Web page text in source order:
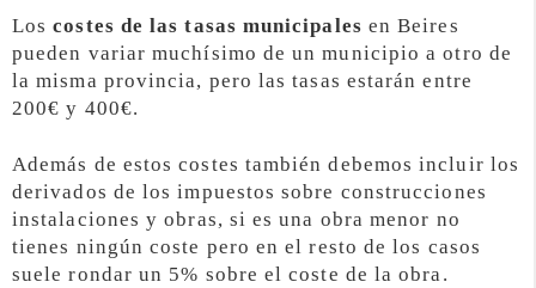
Loscostes de las tasas municipales en Beires
pueden variar muchísimo de un municipio a otro de
la misma provincia, pero las tasas estarán entre
200€ y 400€.
Además de estos costes también debemos incluir los
derivados de los impuestos sobre construcciones
instalaciones y obras, si es una obra menor no
tienes ningún coste pero en el resto de los casos
suele rondar un 5% sobre el coste de la obra.